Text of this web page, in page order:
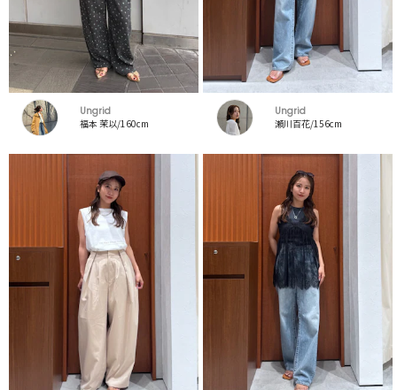
Ungrid
福本 茉以/160cm
Ungrid
瀬川百花/156cm